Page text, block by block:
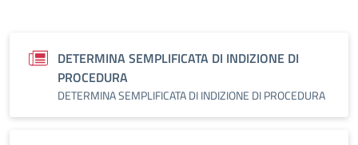
DETERMINA SEMPLIFICATA DI INDIZIONE DI
PROCEDURA
DETERMINA SEMPLIFICATA DI INDIZIONE DI PROCEDURA